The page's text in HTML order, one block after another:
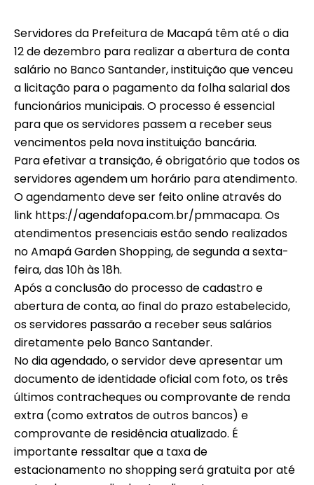
Servidores da Prefeitura de Macapá têm até o dia
12 de dezembro para realizar a abertura de conta
salário no Banco Santander, instituição que venceu
a licitação para o pagamento da folha salarial dos
funcionários municipais. O processo é essencial
para que os servidores passem a receber seus
vencimentos pela nova instituição bancária.
Para efetivar a transição, é obrigatório que todos os
servidores agendem um horário para atendimento.
O agendamento deve ser feito online através do
link https://agendafopa.com.br/pmmacapa. Os
atendimentos presenciais estão sendo realizados
no Amapá Garden Shopping, de segunda a sexta-
feira, das 10h às 18h.
Após a conclusão do processo de cadastro e
abertura de conta, ao final do prazo estabelecido,
os servidores passarão a receber seus salários
diretamente pelo Banco Santander.
No dia agendado, o servidor deve apresentar um
documento de identidade oficial com foto, os três
últimos contracheques ou comprovante de renda
extra (como extratos de outros bancos) e
comprovante de residência atualizado. É
importante ressaltar que a taxa de
estacionamento no shopping será gratuita por até